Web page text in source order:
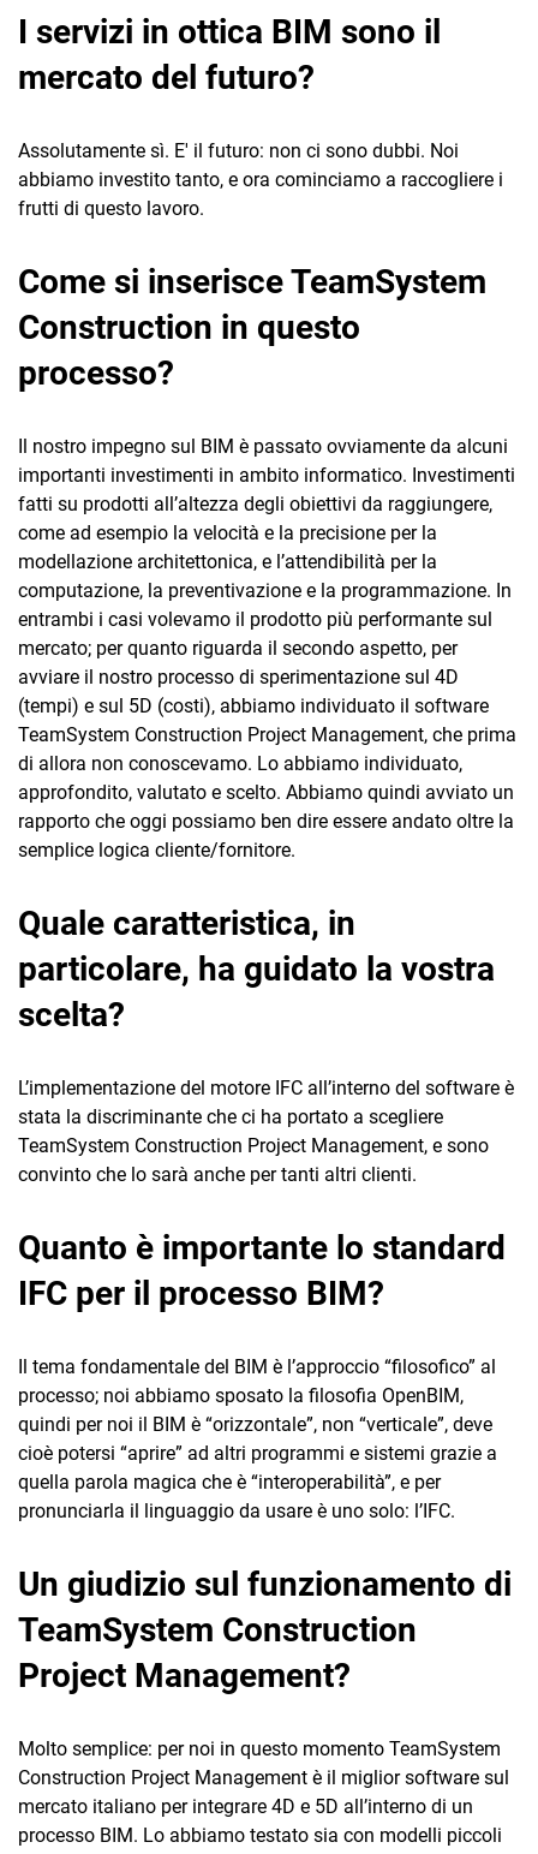
I servizi in ottica BIM sono il
mercato del futuro?
Assolutamente sì. E' il futuro: non ci sono dubbi. Noi
abbiamo investito tanto, e ora cominciamo a raccogliere i
frutti di questo lavoro.
Come si inserisce TeamSystem
Construction in questo
processo?
Il nostro impegno sul BIM è passato ovviamente da alcuni
importanti investimenti in ambito informatico. Investimenti
fatti su prodotti all’altezza degli obiettivi da raggiungere,
come ad esempio la velocità e la precisione per la
modellazione architettonica, e l’attendibilità per la
computazione, la preventivazione e la programmazione. In
entrambi i casi volevamo il prodotto più performante sul
mercato; per quanto riguarda il secondo aspetto, per
avviare il nostro processo di sperimentazione sul 4D
(tempi) e sul 5D (costi), abbiamo individuato il software
TeamSystem Construction Project Management, che prima
di allora non conoscevamo. Lo abbiamo individuato,
approfondito, valutato e scelto. Abbiamo quindi avviato un
rapporto che oggi possiamo ben dire essere andato oltre la
semplice logica cliente/fornitore.
Quale caratteristica, in
particolare, ha guidato la vostra
scelta?
L’implementazione del motore IFC all’interno del software è
stata la discriminante che ci ha portato a scegliere
TeamSystem Construction Project Management, e sono
convinto che lo sarà anche per tanti altri clienti.
Quanto è importante lo standard
IFC per il processo BIM?
Il tema fondamentale del BIM è l’approccio “filosofico” al
processo; noi abbiamo sposato la filosofia OpenBIM,
quindi per noi il BIM è “orizzontale”, non “verticale”, deve
cioè potersi “aprire” ad altri programmi e sistemi grazie a
quella parola magica che è “interoperabilità”, e per
pronunciarla il linguaggio da usare è uno solo: l’IFC.
Un giudizio sul funzionamento di
TeamSystem Construction
Project Management?
Molto semplice: per noi in questo momento TeamSystem
Construction Project Management è il miglior software sul
mercato italiano per integrare 4D e 5D all’interno di un
processo BIM. Lo abbiamo testato sia con modelli piccoli